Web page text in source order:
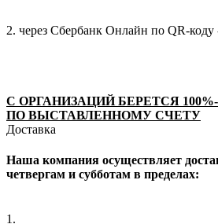
2. через Сбербанк Онлайн по QR-коду
С ОРГАНИЗАЦИЙ БЕРЕТСЯ
ПО ВЫСТАВЛЕННОМУ СЧЕТУ
Доставка
Наша компания осуществляет
четвергам и субботам в пределах:
1.